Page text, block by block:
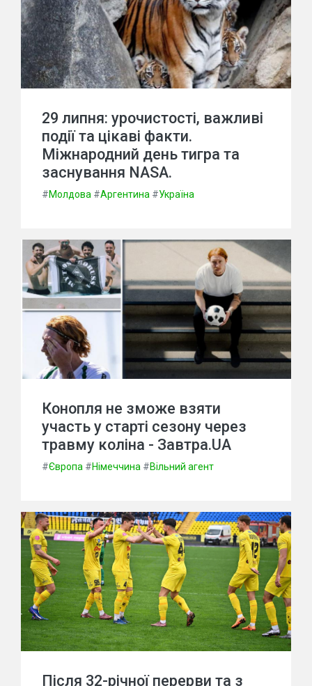
29 липня: урочистості, важливі
події та цікаві факти.
Міжнародний день тигра та
заснування NASA.
#Молдова #Аргентина #Україна
Конопля не зможе взяти
участь у старті сезону через
травму коліна - Завтра.UA
#Європа #Німеччина #Вільний агент
Після 32-річної перерви та з